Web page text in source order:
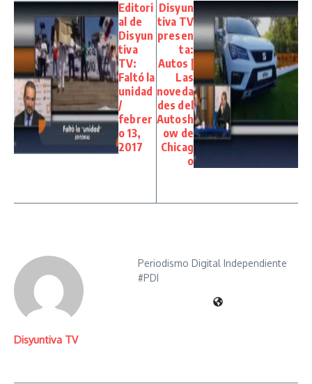
Editori
al de
Disyun
tiva
TV:
Faltó la
unidad
/
febrer
o 13,
2017
Disyun
tiva TV
presen
ta:
Autos |
Las
noveda
des del
Autosh
ow de
Chicag
o
Disyuntiva TV
Periodismo Digital Independiente
#PDI